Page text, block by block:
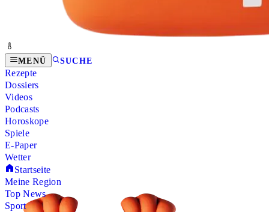
MENÜ SUCHE
Rezepte
Dossiers
Videos
Podcasts
Horoskope
Spiele
E-Paper
Wetter
Startseite
Meine Region
Top News
Sport